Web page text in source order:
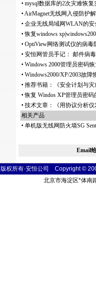
• mysql数据库的2次灾难恢复
•AirMagnet无线网入侵防护
• 企业无线局域网WLAN的安
•恢复windows
• OptiView网络测试仪的病毒
• 安恒网管员手记： 邮件病
• Windows 2000管理员密码
• Windows2000/XP/2003故
• 推荐书籍：《安全计划与灾
•恢复 Windos XP管理员密
• 技术文章：《用协议分析
相关产品
• 单机版无线网防火墙SG
Email
版权所有·安恒公司 Copyright ©
北京市海淀区*体南